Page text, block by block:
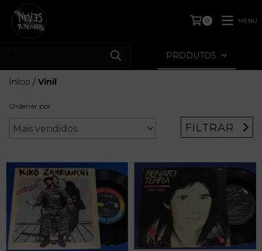
0 MENU
PRODUTOS
Início / Vinil
Ordenar por
FILTRAR